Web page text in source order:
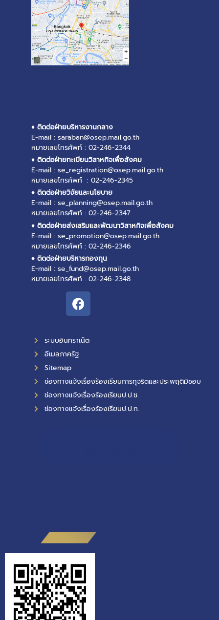
♦ ติดต่อฝ่ายบริหารงานกลาง
E-mail : saraban@osep.mail.go.th
หมายเลขโทรศัพท์ : 02-246-2344
♦ ติดต่อฝ่ายทะเบียนวิสาหกิจเพื่อสังคม
E-mail : se_registration@osep.mail.go.th
หมายเลขโทรศัพท์ : 02-246-2345
♦ ติดต่อฝ่ายวิจัยและนโยบาย
E-mail : se_planning@osep.mail.go.th
หมายเลขโทรศัพท์ : 02-246-2347
♦ ติดต่อฝ่ายส่งเสริมและพัฒนาวิสาหกิจเพื่อสังคม
E-mail : se_promotion@osep.mail.go.th
หมายเลขโทรศัพท์ : 02-246-2346
♦ ติดต่อฝ่ายบริหารกองทุน
E-mail : se_fund@osep.mail.go.th
หมายเลขโทรศัพท์ : 02-246-2348
ระบบอินทราเน็ต
อีเมลภาครัฐ
Sitemap
ช่องทางแจ้งเรื่องร้องเรียนการทุจริตและประพฤติมิชอบ
ช่องทางแจ้งเรื่องร้องเรียนป.ป.ช.
ช่องทางแจ้งเรื่องร้องเรียนป.ป.ท.